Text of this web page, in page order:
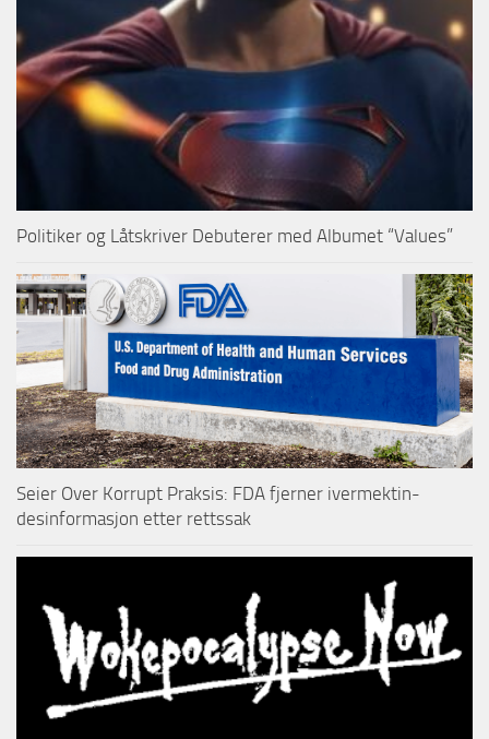
Politiker og Låtskriver Debuterer med Albumet “Values”
Seier Over Korrupt Praksis: FDA fjerner ivermektin-
desinformasjon etter rettssak